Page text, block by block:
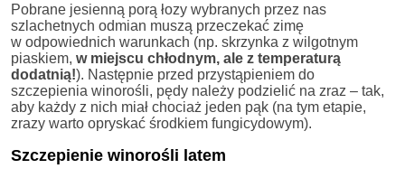
Pobrane jesienną porą łozy wybranych przez nas
szlachetnych odmian muszą przeczekać zimę
w odpowiednich warunkach (np. skrzynka z wilgotnym
piaskiem, w miejscu chłodnym, ale z temperaturą
dodatnią!). Następnie przed przystąpieniem do
szczepienia winorośli, pędy należy podzielić na zraz – tak,
aby każdy z nich miał chociaż jeden pąk (na tym etapie,
zrazy warto opryskać środkiem fungicydowym).
Szczepienie winorośli latem